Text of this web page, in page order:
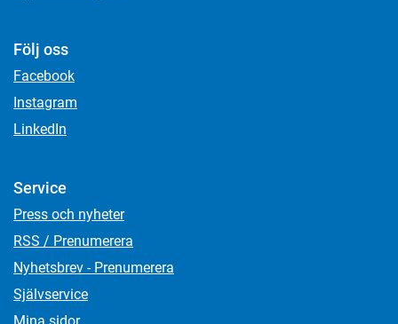
Följ oss
Facebook
Instagram
LinkedIn
Service
Press och nyheter
RSS / Prenumerera
Nyhetsbrev - Prenumerera
Självservice